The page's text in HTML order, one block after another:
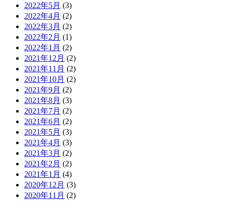
2022年5月 (3)
2022年4月 (2)
2022年3月 (2)
2022年2月 (1)
2022年1月 (2)
2021年12月 (2)
2021年11月 (2)
2021年10月 (2)
2021年9月 (2)
2021年8月 (3)
2021年7月 (2)
2021年6月 (2)
2021年5月 (3)
2021年4月 (3)
2021年3月 (2)
2021年2月 (2)
2021年1月 (4)
2020年12月 (3)
2020年11月 (2)